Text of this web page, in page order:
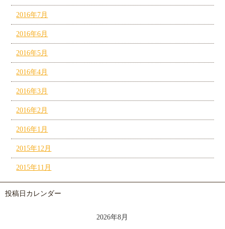
2016年7月
2016年6月
2016年5月
2016年4月
2016年3月
2016年2月
2016年1月
2015年12月
2015年11月
投稿日カレンダー
2026年8月